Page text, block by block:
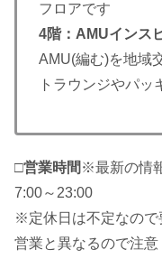
フロアです
4階：AMUインス
AMU(編む)を地域
トラウンジやパッ
□営業時間 ※最新の情
7:00～23:00
※定休日は不定なので
営業と異なるので注意